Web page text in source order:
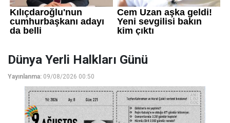
Dünya Yerli Halkları Günü
Yayınlanma: 09/08/2026 00:50